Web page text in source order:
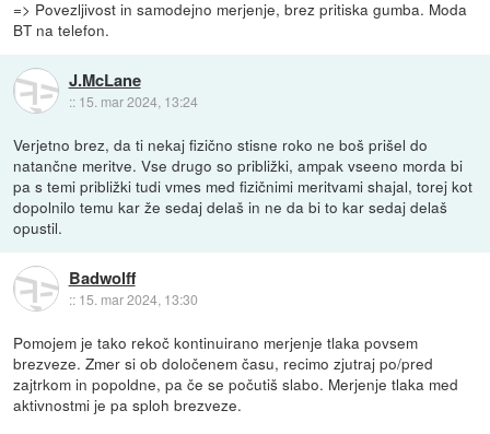
=> Povezljivost in samodejno merjenje, brez pritiska gumba. Moda
BT na telefon.
J.McLane
:: 15. mar 2024, 13:24
Verjetno brez, da ti nekaj fizično stisne roko ne boš prišel do
natančne meritve. Vse drugo so približki, ampak vseeno morda bi
pa s temi približki tudi vmes med fizičnimi meritvami shajal, torej kot
dopolnilo temu kar že sedaj delaš in ne da bi to kar sedaj delaš
opustil.
Badwolff
:: 15. mar 2024, 13:30
Pomojem je tako rekoč kontinuirano merjenje tlaka povsem
brezveze. Zmer si ob določenem času, recimo zjutraj po/pred
zajtrkom in popoldne, pa če se počutiš slabo. Merjenje tlaka med
aktivnostmi je pa sploh brezveze.